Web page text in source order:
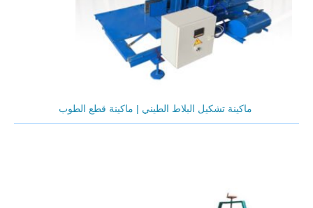
ماكينة تشكيل البلاط الطيني | ماكينة قطع الطوب